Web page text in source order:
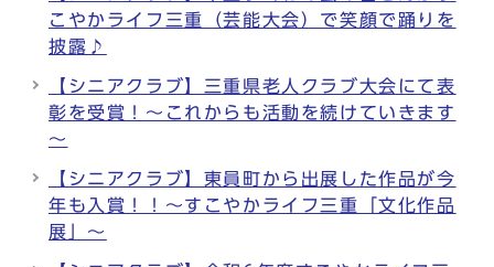
こやかライフ三重（芸能大会）で笑顔で踊りを
披露♪
【シニアクラブ】三重県老人クラブ大会にて表
彰を受賞！～これからも活動を続けていきます
～
【シニアクラブ】東員町から出展した作品が今
年も入賞！！～すこやかライフ三重「文化作品
展」～